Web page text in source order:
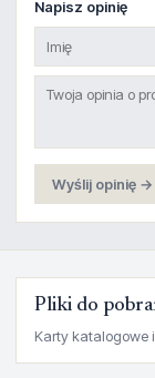
Napisz opinię
Wyślij opinię →
Pliki do
Karty katalogowe